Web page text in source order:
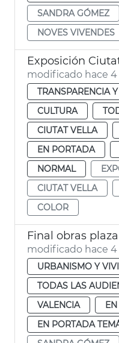
SANDRA GÓMEZ
NOVES VIVENDES
Exposición
modificado hace 4
TRANSPARENCIA
CULTURA
CIUTAT VELLA
EN PORTADA
NORMAL
CIUTAT VELLA
COLOR
Final obras
modificado hace 4
URBANISMO Y
TODAS LAS
VALENCIA
EN PORTADA